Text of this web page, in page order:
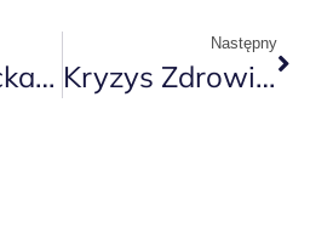
Dzień Dziecka W 2A
Następny
Kryzys Zdrowia Psychicznego Wśród Młodzieży